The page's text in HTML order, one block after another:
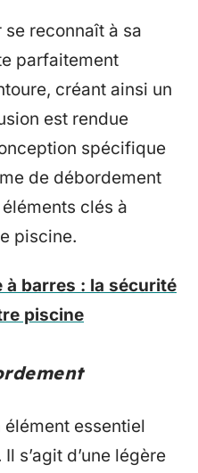
reconnaît à sa
parfaitement
créant ainsi un
est rendue
spécifique
de débordement
clés à
piscine.
à barres : la sécurité
piscine
essentiel
s’agit d’une légère